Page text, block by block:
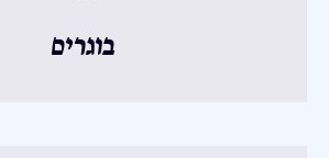
בוגרים